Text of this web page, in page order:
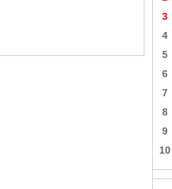
3
4
5
6
7
8
9
10